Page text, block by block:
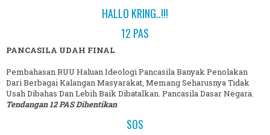
HALLO KRING..!!!
12 PAS
PANCASILA UDAH FINAL
Pembahasan RUU Haluan Ideologi Pancasila Banyak Penolakan
Dari Berbagai Kalangan Masyarakat, Memang Seharusnya Tidak
Usah Dibahas Dan Lebih Baik Dibatalkan. Pancasila Dasar Negara.
Tendangan 12 PAS Dihentikan
SOS